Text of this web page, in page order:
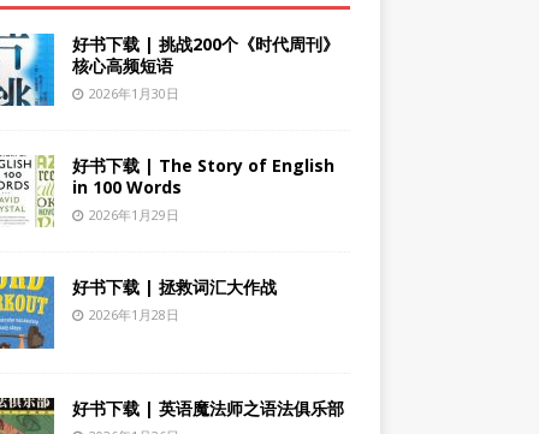
好书下载 | 挑战200个《时代周刊》
核心高频短语
2026年1月30日
好书下载 | The Story of English
in 100 Words
2026年1月29日
好书下载 | 拯救词汇大作战
2026年1月28日
好书下载 | 英语魔法师之语法俱乐部